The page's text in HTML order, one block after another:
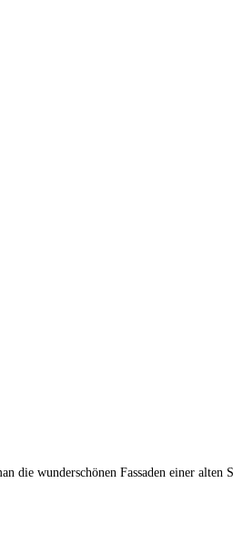
die wunderschönen Fassaden einer